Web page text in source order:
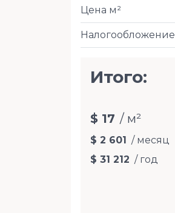
Налогообложение
Цена м²
Итого:
$ 17 / м²
$ 2 601 / месяц
$ 31 212 / год